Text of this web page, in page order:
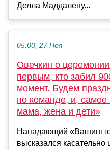
Делла Маддалену...
05:00, 27 Ноя
Овечкин о
первым, кто забил
момент. Будем
по команде, и, самое
мама, жена и дети»
Нападающий
высказался